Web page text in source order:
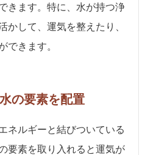
きます。特に、水が持つ浄
かして、運気を整えたり、
できます。
の要素を配置
ネルギーと結びついている
要素を取り入れると運気が